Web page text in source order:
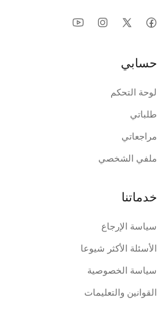
حسابي
لوحة التحكم
طلباتي
مراجعاتي
ملفي الشخصي
خدماتنا
سياسة الإرجاع
الأسئلة الأكثر شيوعا
سياسة الخصوصية
القوانين والتعليمات